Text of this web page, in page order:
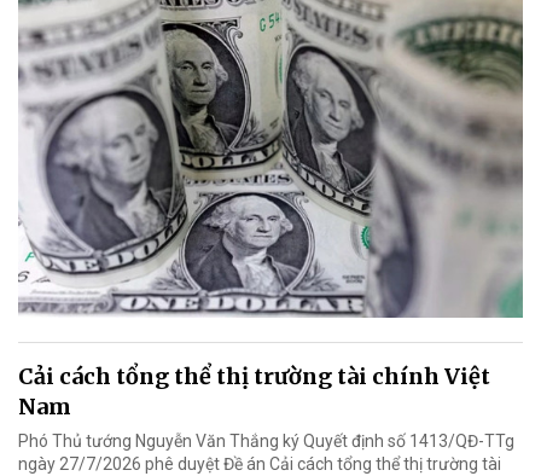
Cải cách tổng thể thị trường tài chính Việt
Nam
Phó Thủ tướng Nguyễn Văn Thắng ký Quyết định số 1413/QĐ-TTg
ngày 27/7/2026 phê duyệt Đề án Cải cách tổng thể thị trường tài